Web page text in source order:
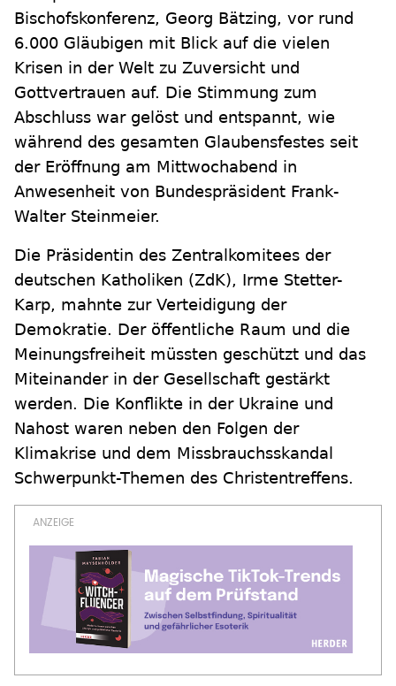
Bischofskonferenz, Georg Bätzing, vor rund
6.000 Gläubigen mit Blick auf die vielen
Krisen in der Welt zu Zuversicht und
Gottvertrauen auf. Die Stimmung zum
Abschluss war gelöst und entspannt, wie
während des gesamten Glaubensfestes seit
der Eröffnung am Mittwochabend in
Anwesenheit von Bundespräsident Frank-
Walter Steinmeier.
Die Präsidentin des Zentralkomitees der
deutschen Katholiken (ZdK), Irme Stetter-
Karp, mahnte zur Verteidigung der
Demokratie. Der öffentliche Raum und die
Meinungsfreiheit müssten geschützt und das
Miteinander in der Gesellschaft gestärkt
werden. Die Konflikte in der Ukraine und
Nahost waren neben den Folgen der
Klimakrise und dem Missbrauchsskandal
Schwerpunkt-Themen des Christentreffens.